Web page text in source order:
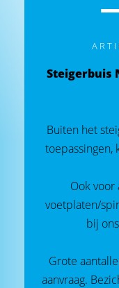
Steigerbuis
Buiten het
toepassingen,
Ook
voetplaten/
bij
Grote
aanvraag.